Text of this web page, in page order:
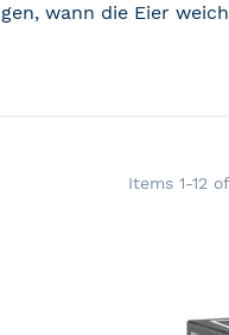
wann die Eier
Items 1-12 of